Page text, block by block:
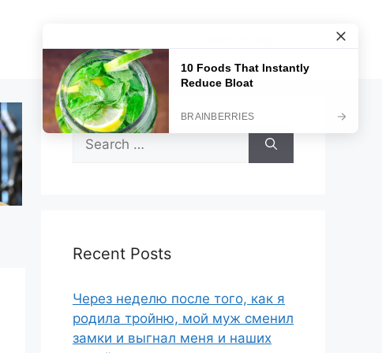
Search
for:
Recent Posts
Через неделю после того, как я
родила тройню, мой муж сменил
замки и выгнал меня и наших